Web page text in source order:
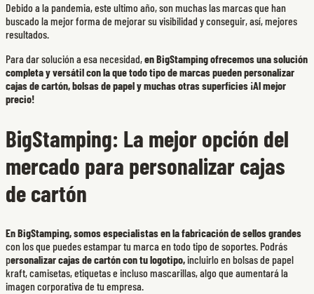
Debido a la pandemia, este ultimo año, son muchas las marcas que han
buscado la mejor forma de mejorar su visibilidad y conseguir, así, mejores
resultados.
Para dar solución a esa necesidad,en BigStamping ofrecemos una solución
completa y versátil con la que todo tipo de marcas pueden personalizar
cajas de cartón, bolsas de papel y muchas otras superficies ¡Al mejor
precio!
BigStamping: La mejor opción del
mercado para personalizar cajas
de cartón
En BigStamping, somos especialistas en la fabricación de sellos grandes
con los que puedes estampar tu marca en todo tipo de soportes. Podrás
personalizar cajas de cartón con tu logotipo,incluirlo en bolsas de papel
kraft, camisetas, etiquetas e incluso mascarillas, algo que aumentará la
imagen corporativa de tu empresa.